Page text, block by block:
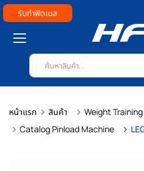
รับทำฟิตเนส
หน้าแรก สินค้า Weight Training
Catalog Pinload Machine